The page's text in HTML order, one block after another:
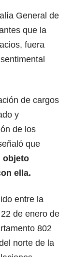
General de
que la
fuera
de cargos
y
de los
que
objeto
ella.
entre la
de enero de
802
norte de la